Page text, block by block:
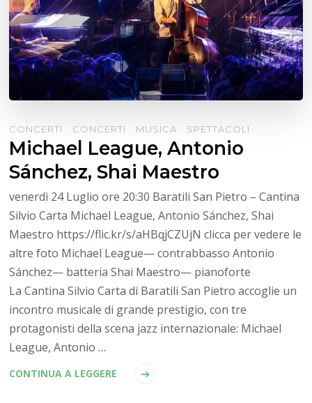
CONCERTI CONCERTI MUSICA SPETTACOLI
Michael League, Antonio
Sánchez, Shai Maestro
venerdì 24 Luglio ore 20:30 Baratili San Pietro – Cantina
Silvio Carta Michael League, Antonio Sánchez, Shai
Maestro https://flic.kr/s/aHBqjCZUjN clicca per vedere le
altre foto Michael League— contrabbasso Antonio
Sánchez— batteria Shai Maestro— pianoforte
La Cantina Silvio Carta di Baratili San Pietro accoglie un
incontro musicale di grande prestigio, con tre
protagonisti della scena jazz internazionale: Michael
League, Antonio …
CONTINUA A LEGGERE